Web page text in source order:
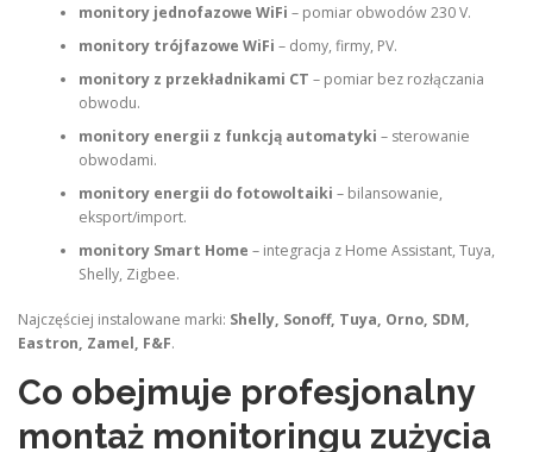
monitory jednofazowe WiFi – pomiar obwodów 230 V.
monitory trójfazowe WiFi – domy, firmy, PV.
monitory z przekładnikami CT – pomiar bez rozłączania
obwodu.
monitory energii z funkcją automatyki – sterowanie
obwodami.
monitory energii do fotowoltaiki – bilansowanie,
eksport/import.
monitory Smart Home – integracja z Home Assistant, Tuya,
Shelly, Zigbee.
Najczęściej instalowane marki: Shelly, Sonoff, Tuya, Orno, SDM,
Eastron, Zamel, F&F.
Co obejmuje profesjonalny
montaż monitoringu zużycia